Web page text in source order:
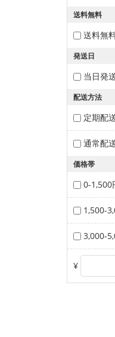
送料無料
送料無
発送日
当日発
配送方法
定期配
通常配
価格帯
0-1,500
1,500-
3,000-
¥